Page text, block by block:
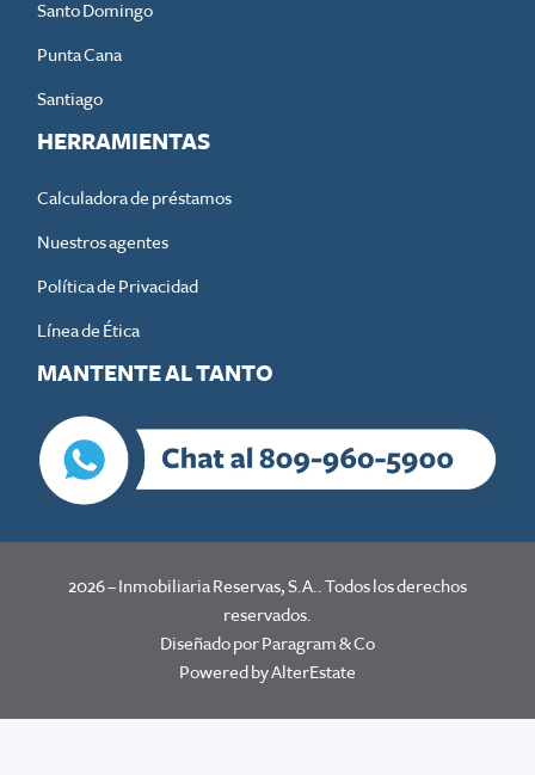
Santo Domingo
Punta Cana
Santiago
HERRAMIENTAS
Calculadora de préstamos
Nuestros agentes
Política de Privacidad
Línea de Ética
MANTENTE AL TANTO
2026– Inmobiliaria Reservas, S.A.. Todos los derechos
reservados.
Diseñado por Paragram & Co
Powered byAlterEstate